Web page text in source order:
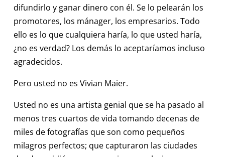
difundirlo y ganar dinero con él. Se lo pelearán los
promotores, los mánager, los empresarios. Todo
ello es lo que cualquiera haría, lo que usted haría,
¿no es verdad? Los demás lo aceptaríamos incluso
agradecidos.
Pero usted no es Vivian Maier.
Usted no es una artista genial que se ha pasado al
menos tres cuartos de vida tomando decenas de
miles de fotografías que son como pequeños
milagros perfectos; que capturaron las ciudades